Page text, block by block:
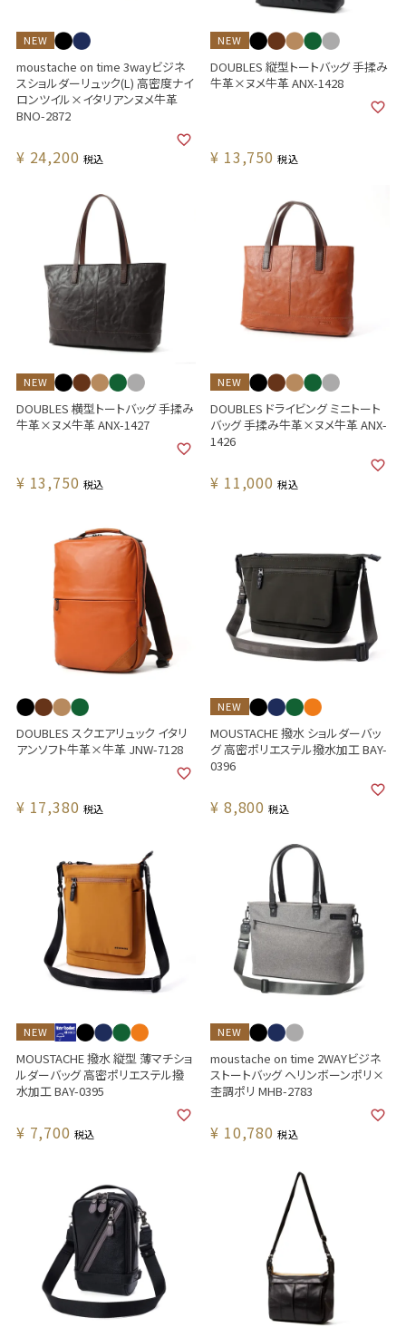
NEW
moustache on time 3wayビジネ
スショルダーリュック(L) 高密度ナイ
ロンツイル×イタリアンヌメ牛革
BNO-2872
¥ 24,200 税込
NEW
DOUBLES 縦型トートバッグ 手揉み
牛革×ヌメ牛革 ANX-1428
¥ 13,750 税込
NEW
DOUBLES 横型トートバッグ 手揉み
牛革×ヌメ牛革 ANX-1427
¥ 13,750 税込
NEW
DOUBLES ドライビング ミニトート
バッグ 手揉み牛革×ヌメ牛革 ANX-
1426
¥ 11,000 税込
DOUBLES スクエアリュック イタリ
アンソフト牛革×牛革 JNW-7128
¥ 17,380 税込
NEW
MOUSTACHE 撥水 ショルダーバッ
グ 高密ポリエステル撥水加工 BAY-
0396
¥ 8,800 税込
NEW
MOUSTACHE 撥水 縦型 薄マチショ
ルダーバッグ 高密ポリエステル撥
水加工 BAY-0395
¥ 7,700 税込
NEW
moustache on time 2WAYビジネ
ストートバッグ ヘリンボーンポリ×
杢調ポリ MHB-2783
¥ 10,780 税込